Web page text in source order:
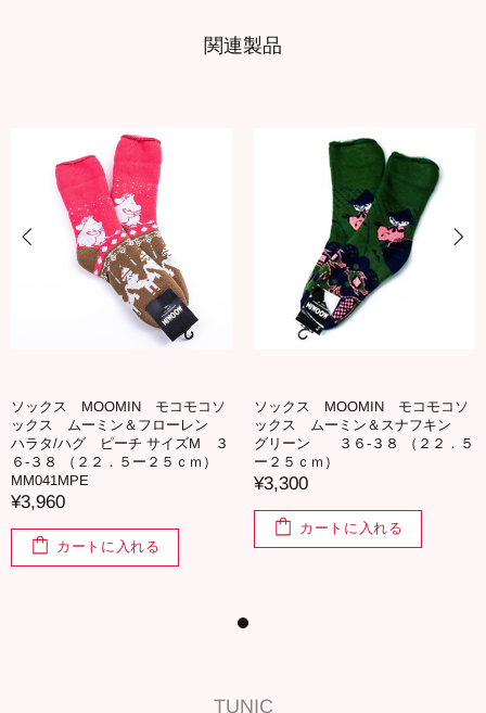
関連製品
ソックス MOOMIN モコモコソ
ックス ムーミン＆フローレン
ハラタ/ハグ ピーチ サイズM ３
６-３８ （２２．５ー２５ｃｍ）
MM041MPE
¥3,960
カートに入れる
ソックス MOOMIN モコモコソ
ックス ムーミン＆スナフキン
グリーン ３６-３８ （２２．５
ー２５ｃｍ）
¥3,300
カートに入れる
TUNIC